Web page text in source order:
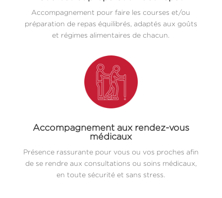
Accompagnement pour faire les courses et/ou
préparation de repas équilibrés, adaptés aux goûts
et régimes alimentaires de chacun.
Accompagnement aux rendez-vous
médicaux
Présence rassurante pour vous ou vos proches afin
de se rendre aux consultations ou soins médicaux,
en toute sécurité et sans stress.